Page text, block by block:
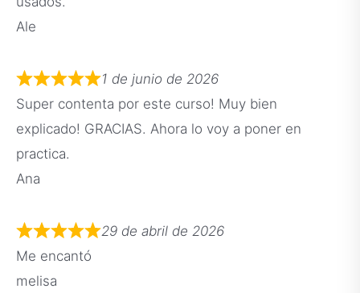
Ale
1 de junio de 2026
Super contenta por este curso! Muy bien
explicado! GRACIAS. Ahora lo voy a poner en
practica.
Ana
29 de abril de 2026
Me encantó
melisa